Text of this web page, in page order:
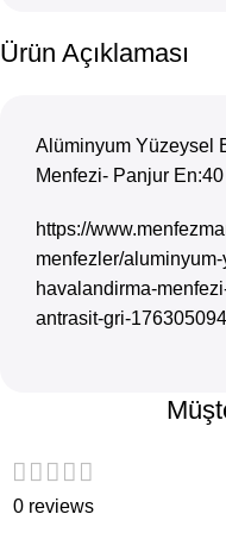
Ürün Açıklaması
Alüminyum Yüzeysel
Menfezi- Panjur
https://
menfezler/
havalandirma-
antrasit-gri-
0 reviews